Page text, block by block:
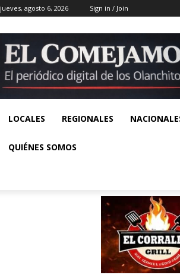
jueves, agosto 6, 2026 Sign in / Join
LOCALES REGIONALES
QUIÉNES SOMOS